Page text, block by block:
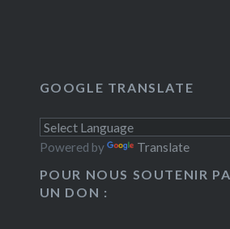
GOOGLE TRANSLATE
Powered by Translate
POUR NOUS SOUTENIR
UN DON :